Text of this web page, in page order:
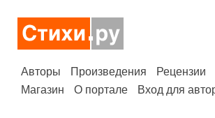
Авторы Произведения Рецензии
Магазин
О портале Вход для